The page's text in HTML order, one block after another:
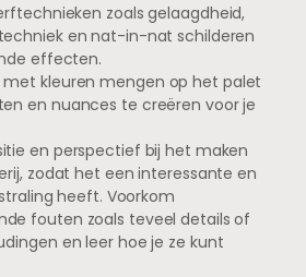
zoals gelaagdheid,
en nat-in-nat schilderen
effecten.
met kleuren mengen op het palet
en nuances te creëren voor je
en perspectief bij het maken
zodat het een interessante en
heeft. Voorkom
fouten zoals teveel details of
en leer hoe je ze kunt